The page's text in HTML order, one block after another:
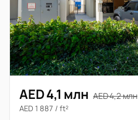
AED 4,1 млн AED 4,2 млн
AED 1 887 / ft²